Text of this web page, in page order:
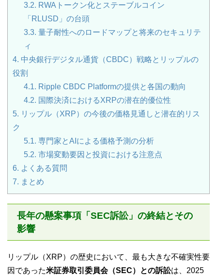
3.2. RWAトークン化とステーブルコイン
「RLUSD」の台頭
3.3. 量子耐性へのロードマップと将来のセキュリテ
ィ
4. 中央銀行デジタル通貨（CBDC）戦略とリップルの
役割
4.1. Ripple CBDC Platformの提供と各国の動向
4.2. 国際決済におけるXRPの潜在的優位性
5. リップル（XRP）の今後の価格見通しと潜在的リス
ク
5.1. 専門家とAIによる価格予測の分析
5.2. 市場変動要因と投資における注意点
6. よくある質問
7. まとめ
長年の懸案事項「SEC訴訟」の終結とその
影響
リップル（XRP）の歴史において、最も大きな不確実性要
因であった米証券取引委員会（SEC）との訴訟は、2025